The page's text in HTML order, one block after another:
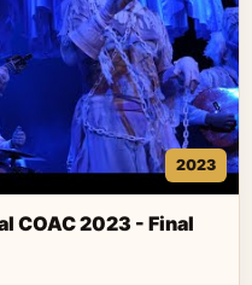
2023
COAC 2023 - Final